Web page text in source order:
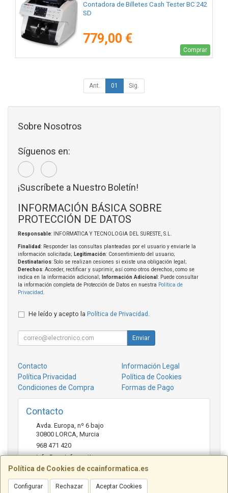
Contadora de Billetes Cash Tester BC 242
SD
779,00 €
Comprar
Ant. 01 Sig.
Política de Cookies de ccainformatica.es
Configurar Rechazar Aceptar Cookies
Sobre Nosotros
Síguenos en:
¡Suscríbete a Nuestro Boletín!
INFORMACIÓN BÁSICA SOBRE
PROTECCIÓN DE DATOS
Responsable: INFORMATICA Y TECNOLOGIA DEL SURESTE, S.L.
Finalidad: Responder las consultas planteadas por el usuario y enviarle la
información solicitada; Legitimación: Consentimiento del usuario;
Destinatarios: Solo se realizan cesiones si existe una obligación legal;
Derechos: Acceder, rectificar y suprimir, así como otros derechos, como se
indica en la información adicional;
Información Adicional : Puede consultar
la información completa de Protección de Datos en nuestra Política de
Privacidad
He leído y acepto la Política de Privacidad .
Enviar
Contacto
Información Legal
Política Privacidad
Política de Cookies
Condiciones de Compra
Formas de Pago
Contacto
Avda. Europa, nº 6 bajo
30800 LORCA, Murcia
968 471 420
info@ccainformatica.es
Horario